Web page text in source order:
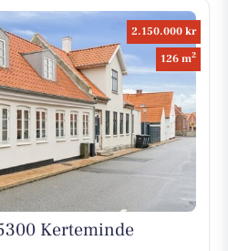
2.150.000 kr
126 m2
Kerteminde